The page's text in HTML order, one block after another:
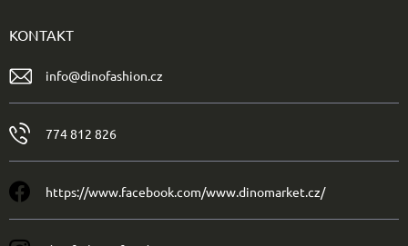
KONTAKT
info@dinofashion.cz
774 812 826
https://www.facebook.com/www.dinomarket.cz/